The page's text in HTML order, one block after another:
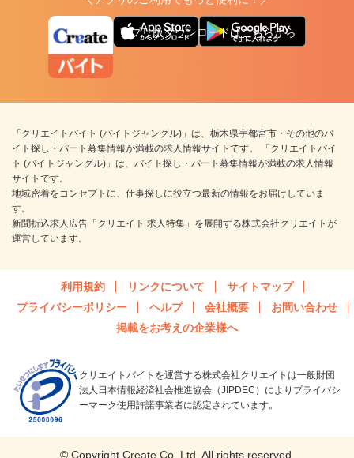
アプリ版ダウンロードはこちらから
「クリエイトバイト (バイトジャングル)」は、栃木県宇都宮市・その他のバ
イト探し・パート募集情報が満載の求人情報サイトです。 「クリエイトバイ
ト (バイトジャングル)」は、バイト探し・パート募集情報が満載の求人情報
サイトです。
地域密着をコンセプトに、仕事探しに役立つ最新の情報をお届けしていま
す。
新聞折込求人広告「クリエイト 求人特集」を展開する株式会社クリエイトが
運営しています。
利用規約 リンクについて
サイトマップ
プライバシーポリシー
ヘルプ 会社概要
お問い合わせ
掲載をお考えの企業様へ
クリエイトバイトを運営する株式会社クリエイトは一般財団
法人日本情報経済社会推進協会（JIPDEC）によりプライバシ
ーマーク使用許諾事業者に認定されています。
© Copyright Create Co.,Ltd. All rights reserved.